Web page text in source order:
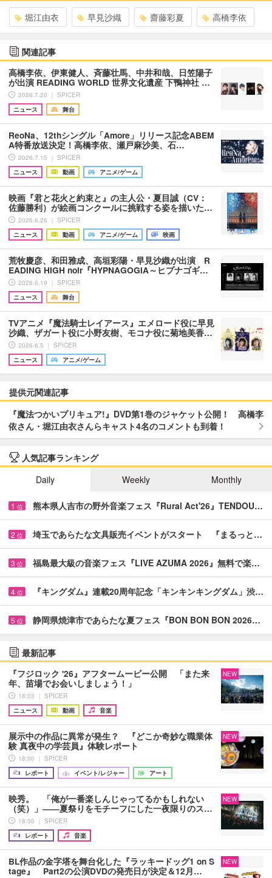
堀江由衣 早見沙織 齋藤彩夏 高橋李依
関連記事
高橋李依、伊東健人、斉藤壮馬、中井和哉、日笠陽子
が出演 READING WORLD 世界文化遺産 下鴨神社 …
2026.7.20 ｜ SPICER
ニュース
舞台
ReoNa、12thシングル「Amore」リリース記念ABEM
A特番放送決定！高橋李依、瀬戸麻沙美、石…
2026.7.15 ｜ SPICER
ニュース
動画 アニメ/ゲーム
映画『君と花火と約束と』の主人公・夏目誠（CV：
佐藤勝利）が絵画コンクールに挑戦する姿を描いた…
2026.6.26 ｜ SPICER
ニュース
動画 アニメ/ゲーム 映画
荒牧慶彦、和田雅成、高垣彩陽・早見沙織が出演 R
EADING HIGH noir『HYPNAGOGIA～ヒプナゴギ…
2026.6.19 ｜ SPICER
ニュース
舞台
TVアニメ『魔法騎士レイアース』エメロード役に早見
沙織、ザガート役に小野友樹、モコナ役に菊地美香…
2026.6.5 ｜ SPICER
ニュース
アニメ/ゲーム
提供元関連記事
『魔法つかいプリキュア!』DVD第1巻のジャケット公開！ 高橋李
依さん・堀江由衣さんらキャスト4名のコメントも到着！
人気記事ランキング
Daily
Weekly Monthly
1 位 熊本県人吉市の野外音楽フェス『Rural Act'26』TENDOU…
2 位 埼玉であらたな文具販売イベントがスタート 『まるっと…
3 位 福島最大級の音楽フェス『LIVE AZUMA 2026』無料で楽…
4 位 『キングダム』連載20周年記念「キンキンキングダム」渋…
5 位 静岡県焼津市であらたな夏フェス『BON BON BON 2026…
最新記事
『フジロック '26』アフタームービー公開 「また来
年、苗場でお会いしましょう！」
18:03 ｜ SPICER
ニュース
動画 音楽
NEW
展示中の作品に異常が発生？ 『どこか奇妙な職業体
験 真夜中の学芸員』体験レポート
18:00 ｜ SPICER
レポート
イベント/レジャー アート
NEW
映秀。 「俺が一番楽しんじゃってるかもしれない
（笑）」――夏祭りをモチーフにした一夜限りのス…
18:00 ｜ SPICER
レポート
音楽
NEW
BL作品の金字塔を舞台化した『ラッキードッグ1 on S
tage』 Part2の公演DVDの発売日が決定＆12月…
NEW